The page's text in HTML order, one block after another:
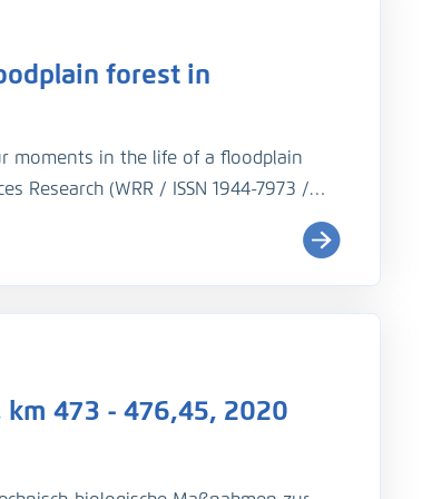
der vorangegangenen
forest in
moments in the life of a floodplain
Research (WRR / ISSN 1944-7973 /
experimental measurements
patch representing different stages of
quantities describing water depth,
473 - 476,45, 2020